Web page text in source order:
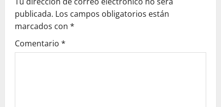
i
g
a
publicada. Los campos obligatorios están
marcados con *
Comentario *